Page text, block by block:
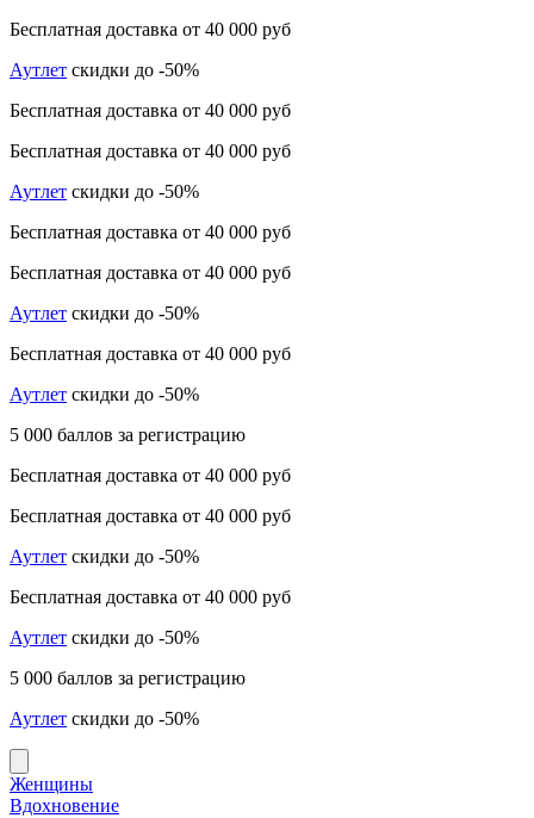
Бесплатная доставка от 40 000 руб
Аутлет скидки до -50%
Бесплатная доставка от 40 000 руб
Бесплатная доставка от 40 000 руб
Аутлет скидки до -50%
Бесплатная доставка от 40 000 руб
Бесплатная доставка от 40 000 руб
Аутлет скидки до -50%
Бесплатная доставка от 40 000 руб
Аутлет скидки до -50%
5 000 баллов за регистрацию
Бесплатная доставка от 40 000 руб
Бесплатная доставка от 40 000 руб
Аутлет скидки до -50%
Бесплатная доставка от 40 000 руб
Аутлет скидки до -50%
5 000 баллов за регистрацию
Аутлет скидки до -50%
Женщины
Вдохновение